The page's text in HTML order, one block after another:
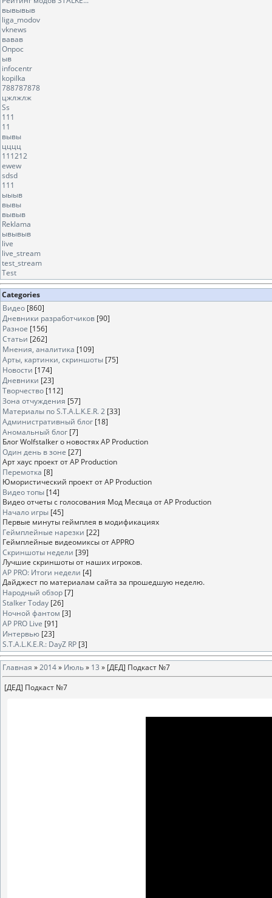
вывывыв
liga_modov
vknews
вавав
Опрос
ыв
infocentr
kopilka
788787878
цжлжлж
Ss
111
11
вывы
цццц
111212
ewew
sdsd
111
ыыыв
вывы
вывыв
Reklama
ывывыв
live
live_stream
test_stream
Test
Categories
Видео [860]
Дневники разработчиков [90]
Разное [156]
Статьи [262]
Мнения, аналитика [109]
Арты, картинки, скриншоты [75]
Новости [174]
Дневники [23]
Творчество [112]
Зона отчуждения [57]
Материалы по S.T.A.L.K.E.R. 2 [33]
Административный блог [18]
Аномальный блог [7]
Блог Wolfstalker о новостях AP Production
Один день в зоне [27]
Арт хаус проект от AP Production
Перемотка [8]
Юмористический проект от AP Production
Видео топы [14]
Видео отчеты с голосования Мод Месяца от AP Production
Начало игры [45]
Первые минуты геймплея в модификациях
Геймплейные нарезки [22]
Геймплейные видеомиксы от APPRO
Скриншоты недели [39]
Лучшие скриншоты от наших игроков.
AP PRO: Итоги недели [4]
Дайджест по материалам сайта за прошедшую неделю.
Народный обзор [7]
Stalker Today [26]
Ночной фантом [3]
AP PRO Live [91]
Интервью [23]
S.T.A.L.K.E.R.: DayZ RP [3]
Главная »2014» Июль» 13 » [ДЕД] Подкаст №7
[ДЕД] Подкаст №7